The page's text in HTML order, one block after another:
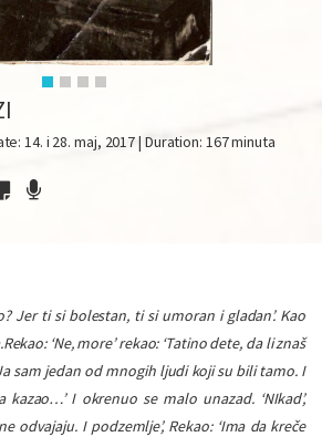
14. i 28. maj, 2017 | Duration: 167 minuta
Jer ti si bolestan, ti si umoran i gladan’. Kao
‘Ne, more’ rekao: ‘Tatino dete, da li znaš
sam jedan od mnogih ljudi koji su bili tamo. I
I okrenuo se malo unazad. ‘NIkad’,
odvajaju. I podzemlje’, Rekao: ‘Ima da kreče